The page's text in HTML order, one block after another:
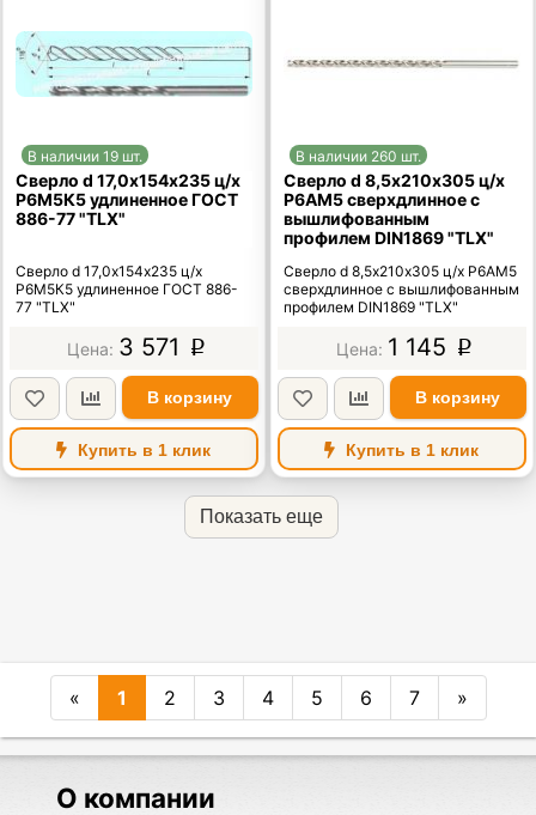
В наличии 19 шт.
Сверло d 17,0х154х235 ц/х
Р6М5К5 удлиненное ГОСТ
886-77 "TLX"
Сверло d 17,0х154х235 ц/х
Р6М5К5 удлиненное ГОСТ 886-
77 "TLX"
3 571 p
В корзину
Купить в 1 клик
В наличии 260 шт.
Сверло d 8,5х210х305 ц/х
Р6АМ5 сверхдлинное с
вышлифованным
профилем DIN1869 "TLX"
Сверло d 8,5х210х305 ц/х Р6АМ5
сверхдлинное с вышлифованным
профилем DIN1869 "TLX"
1 145 p
В корзину
Купить в 1 клик
Показать еще
« 1 2 3 4 5 6 7 »
О компании